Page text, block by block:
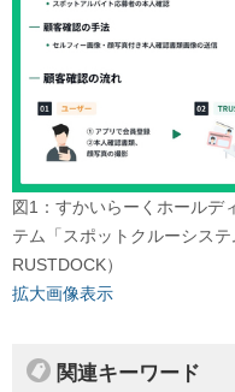
図1：すかいらーくホールデ
テム「スポットクルーシス
RUSTDOCK）
拡大画像表示
関連キーワード